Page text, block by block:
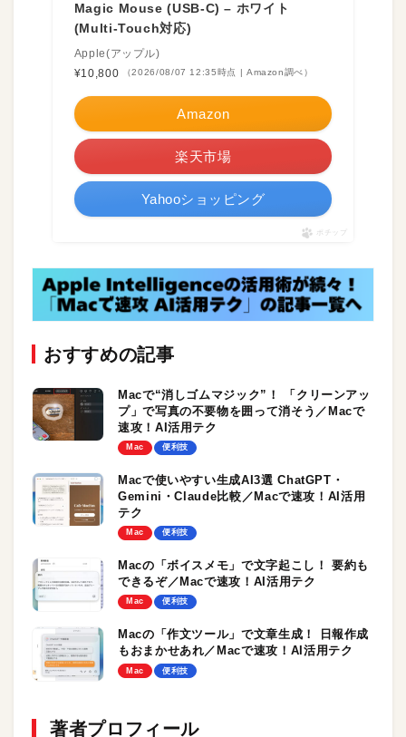
Magic Mouse (USB-C) – ホワイト
(Multi-Touch対応)
Apple(アップル)
¥10,800
（2026/08/07 12:35時点 | Amazon調べ）
Amazon
楽天市場
Yahooショッピング
ポチップ
おすすめの記事
Macで“消しゴムマジック”！ 「クリーンアッ
プ」で写真の不要物を囲って消そう／Macで
速攻！AI活用テク
Mac 便利技
Macで使いやすい生成AI3選 ChatGPT・
Gemini・Claude比較／Macで速攻！AI活用
テク
Mac 便利技
Macの「ボイスメモ」で文字起こし！ 要約も
できるぞ／Macで速攻！AI活用テク
Mac 便利技
Macの「作文ツール」で文章生成！ 日報作成
もおまかせあれ／Macで速攻！AI活用テク
Mac 便利技
著者プロフィール